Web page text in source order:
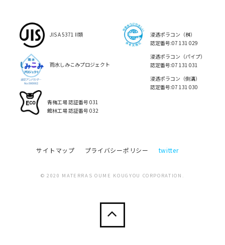
JIS A 5371 II類
雨水しみこみプロジェクト
青梅工場 認証番号 031
館林工場 認証番号 032
浸透ポラコン（桝）
認定番号:07 131 029
浸透ポラコン（パイプ）
認定番号:07 131 031
浸透ポラコン（側溝）
認定番号:07 131 030
サイトマップ プライバシーポリシー twitter
© 2020 MATERRAS OUME KOUGYOU CORPORATION.